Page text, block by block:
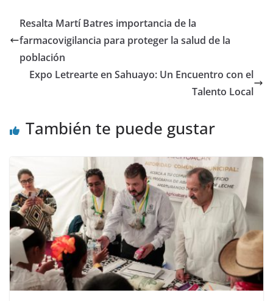
Resalta Martí Batres importancia de la
farmacovigilancia para proteger la salud de la
población
Expo Letrearte en Sahuayo: Un Encuentro con el
Talento Local
También te puede gustar